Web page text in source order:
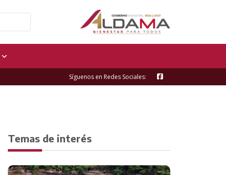
Síguenos en Redes Sociales:
Temas de interés